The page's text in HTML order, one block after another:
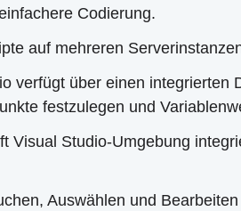
Codierung.
auf mehreren
verfügt über einen
festzulegen und
Visual Studio-Umgebung
Auswählen und